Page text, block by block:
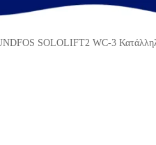
SOLOLIFT2 WC-3